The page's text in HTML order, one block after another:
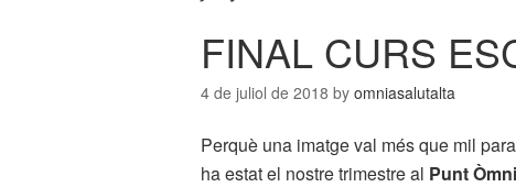
FINAL CURS
4 de juliol de 2018 by omniasalutalta
Perquè una imatge val més que mil
ha estat el nostre trimestre al Punt